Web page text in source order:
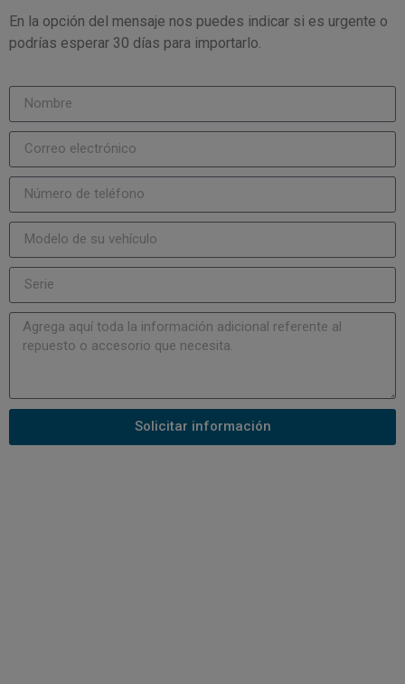
En la opción del mensaje nos puedes indicar si es urgente o
podrías esperar 30 días para importarlo.
Solicitar información